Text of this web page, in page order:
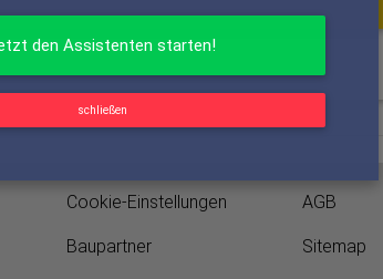
den Assistenten starten!
schließen
Cookie-Einstellungen
Baupartner
AGB
Sitemap